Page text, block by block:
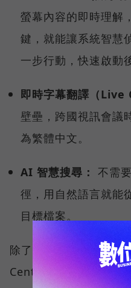
螢幕內容的即時理解
鍵，就能讓系統智慧
一步行動，快速啟動
即時字幕翻譯（Live
壁壘，跨國視訊會議
為繁體中文。
AI 智慧搜尋： 不需
徑，用自然語言就能
目標檔案。
除了微軟的生態系，
Center 中控軟體，其